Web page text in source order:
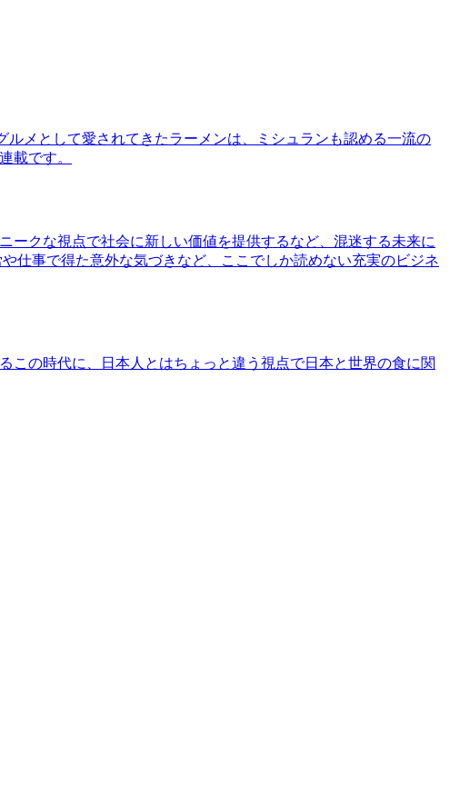
メとして愛されてきたラーメンは、ミシュランも認める一流の
載です。
ークな視点で社会に新しい価値を提供するなど、混迷する未来に
仕事で得た意外な気づきなど、ここでしか読めない充実のビジネ
この時代に、日本人とはちょっと違う視点で日本と世界の食に関